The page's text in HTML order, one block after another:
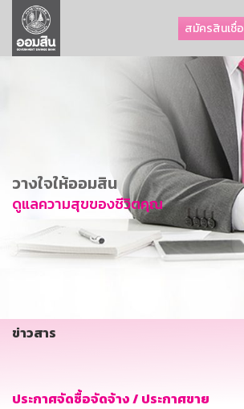
สมัครสินเชื่อ
ลูกค้าธุรกิจ
ลูกค้าผู้ประกอบรายย่อย
การพัฒนาที่ยั่งยืน
ข่าวสาร
บริการทางการเงิน
อื่นๆ
วางใจให้ออมสิน
ดูแลความสุขของชีวิตคุณ
ข่าวสาร
ประกาศจัดซื้อจัดจ้าง / ประกาศขาย